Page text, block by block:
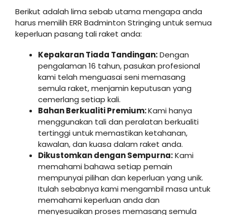
Berikut adalah lima sebab utama mengapa anda
harus memilih ERR Badminton Stringing untuk semua
keperluan pasang tali raket anda:
Kepakaran Tiada Tandingan:Dengan
pengalaman 16 tahun, pasukan profesional
kami telah menguasai seni memasang
semula raket, menjamin keputusan yang
cemerlang setiap kali.
Bahan Berkualiti Premium:Kami hanya
menggunakan tali dan peralatan berkualiti
tertinggi untuk memastikan ketahanan,
kawalan, dan kuasa dalam raket anda.
Dikustomkan dengan Sempurna:Kami
memahami bahawa setiap pemain
mempunyai pilihan dan keperluan yang unik.
Itulah sebabnya kami mengambil masa untuk
memahami keperluan anda dan
menyesuaikan proses memasang semula